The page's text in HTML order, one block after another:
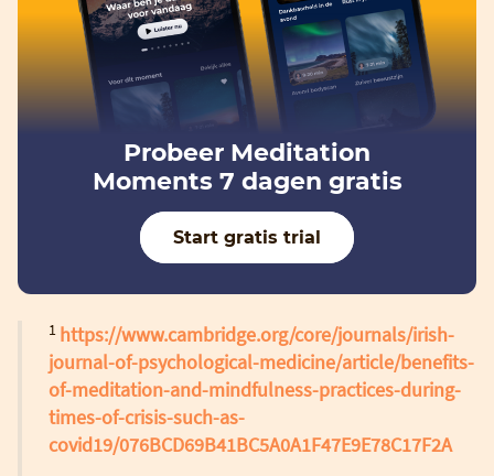
Probeer Meditation
Moments 7 dagen gratis
Start gratis trial
1 https://www.cambridge.org/core/journals/irish-
journal-of-psychological-medicine/article/benefits-
of-meditation-and-mindfulness-practices-during-
times-of-crisis-such-as-
covid19/076BCD69B41BC5A0A1F47E9E78C17F2A